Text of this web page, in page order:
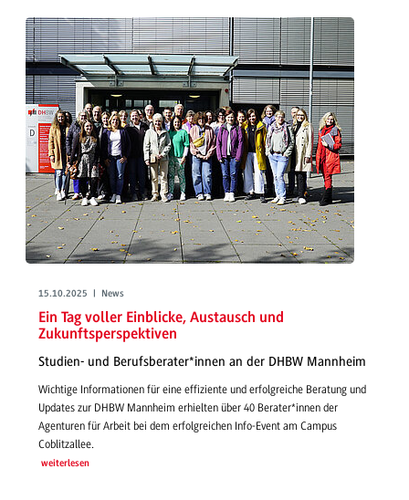
15.10.2025 | News
Ein Tag voller Einblicke, Austausch und
Zukunftsperspektiven
Studien- und Berufsberater*innen an der DHBW Mannheim
Wichtige Informationen für eine effiziente und erfolgreiche Beratung und
Updates zur DHBW Mannheim erhielten über 40 Berater*innen der
Agenturen für Arbeit bei dem erfolgreichen Info-Event am Campus
Coblitzallee.
weiterlesen